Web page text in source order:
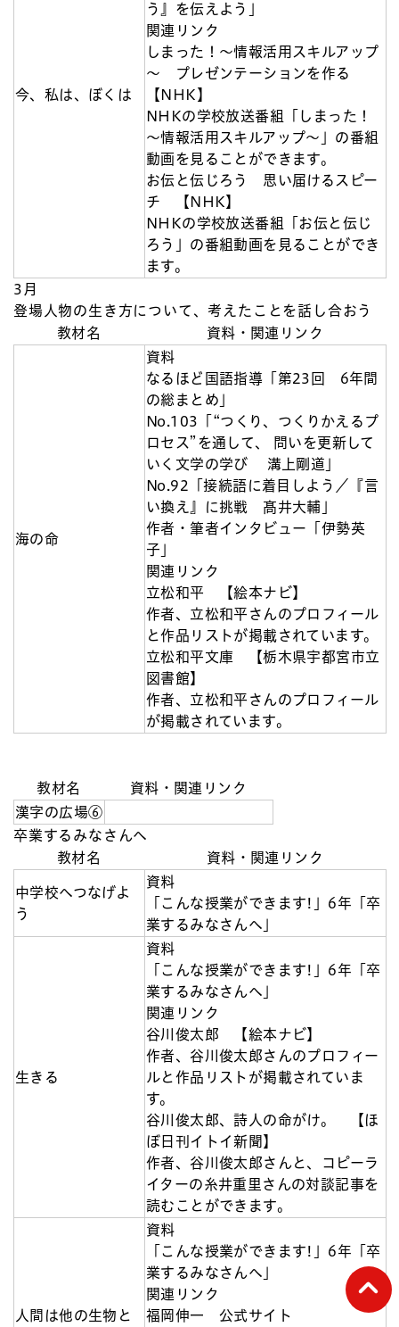
今、私は、ぼくは
う』を伝えよう」
関連リンク
しまった！～情報活用スキルアップ
～ プレゼンテーションを作る
【NHK】
NHKの学校放送番組「しまった！
～情報活用スキルアップ～」の番組
動画を見ることができます。
お伝と伝じろう 思い届けるスピー
チ 【NHK】
NHKの学校放送番組「お伝と伝じ
ろう」の番組動画を見ることができ
ます。
3月
登場人物の生き方について、考えたことを話し合おう
教材名
資料・関連リンク
海の命
資料
なるほど国語指導「第23回 6年間
の総まとめ」
No.103「“つくり、つくりかえるプ
ロセス”を通して、 問いを更新して
いく文学の学び 溝上剛道」
No.92「接続語に着目しよう／『言
い換え』に挑戦 髙井大輔」
作者・筆者インタビュー「伊勢英
子」
関連リンク
立松和平 【絵本ナビ】
作者、立松和平さんのプロフィール
と作品リストが掲載されています。
立松和平文庫 【栃木県宇都宮市立
図書館】
作者、立松和平さんのプロフィール
が掲載されています。
教材名
資料・関連リンク
漢字の広場⑥
卒業するみなさんへ
教材名
資料・関連リンク
中学校へつなげよ
う
資料
「こんな授業ができます!」6年「卒
業するみなさんへ」
生きる
資料
「こんな授業ができます!」6年「卒
業するみなさんへ」
関連リンク
谷川俊太郎 【絵本ナビ】
作者、谷川俊太郎さんのプロフィー
ルと作品リストが掲載されていま
す。
谷川俊太郎、詩人の命がけ。 【ほ
ぼ日刊イトイ新聞】
作者、谷川俊太郎さんと、コピーラ
イターの糸井重里さんの対談記事を
読むことができます。
人間は他の生物と
資料
「こんな授業ができます!」6年「卒
業するみなさんへ」
関連リンク
福岡伸一 公式サイト
ペ